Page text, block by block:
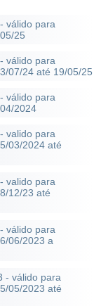
válido para
25
válido para
07/24 até 19/05/25
válido para
2024
valido para
03/2024 até
valido para
12/23 até
válido para
06/2023 a
- válido para
05/2023 até